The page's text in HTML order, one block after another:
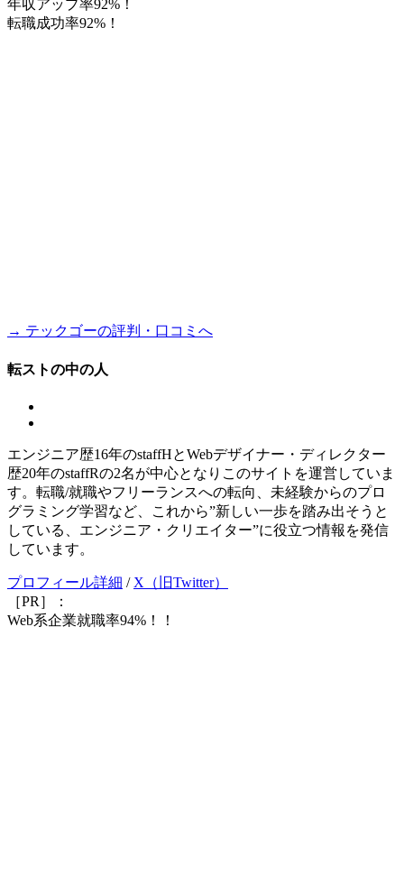
年収アップ率92%！
転職成功率92%！
→ テックゴーの評判・口コミへ
転ストの中の人
エンジニア歴16年のstaffHとWebデザイナー・ディレクター
歴20年のstaffRの2名が中心となりこのサイトを運営していま
す。転職/就職やフリーランスへの転向、未経験からのプロ
グラミング学習など、これから”新しい一歩を踏み出そうと
している、エンジニア・クリエイター”に役立つ情報を発信
しています。
プロフィール詳細 / X（旧Twitter）
［PR］：
Web系企業就職率94%！！